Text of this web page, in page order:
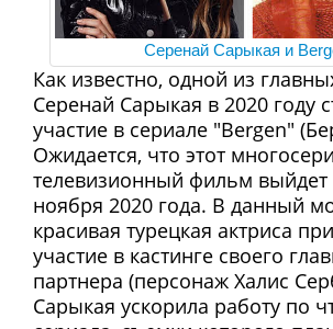
Серенай Сарыкая и
Как известно, одной из
Серенай Сарыкая в 2020 году
участие в сериале "Bergen"
Ожидается, что этот
телевизионный фильм выйдет
ноября 2020 года. В данный
красивая турецкая актриса
участие в кастинге своего
партнера (персонаж Халис
Сарыкая ускорила работу по